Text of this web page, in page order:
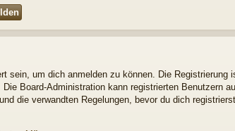
sein, um dich anmelden zu können. Die Registrierung
Board-Administration kann registrierten Benutzern
die verwandten Regelungen, bevor du dich